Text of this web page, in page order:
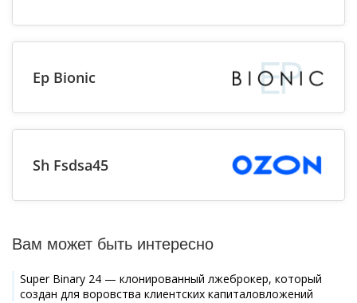
Ep Bionic
Sh Fsdsa45
Вам может быть интересно
Super Binary 24 — клонированный лжеброкер, который
создан для воровства клиентских капиталовложений